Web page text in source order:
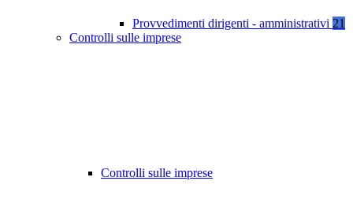
Provvedimenti dirigenti - amministrativi 21
Controlli sulle imprese
Controlli sulle imprese